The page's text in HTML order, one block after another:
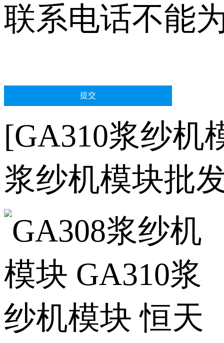
联系电话不能
[GA310浆纱机
浆纱机模块批